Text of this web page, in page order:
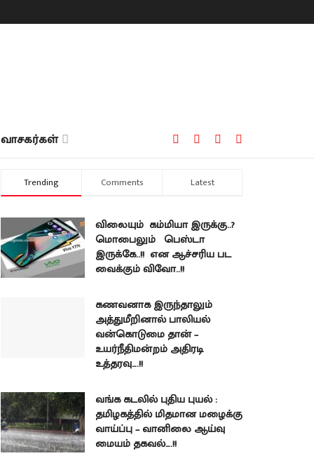
வாசகர்கள்
Trending Comments Latest
விலையும் கம்மியா இருக்கு..?
மொபைலும் பெஸ்டா
இருக்கே..!! என ஆச்சரிய பட
வைக்கும் விவோ..!!
கணவனாக இருந்தாலும்
அத்துமீறினால் பாலியல்
வன்கொடுமை தான் –
உயர்நீதிமன்றம் அதிரடி
உத்தரவு….!!
வங்க கடலில் புதிய புயல் :
தமிழகத்தில் மிதமான மழைக்கு
வாய்ப்பு – வானிலை ஆய்வு
மையம் தகவல்….!!